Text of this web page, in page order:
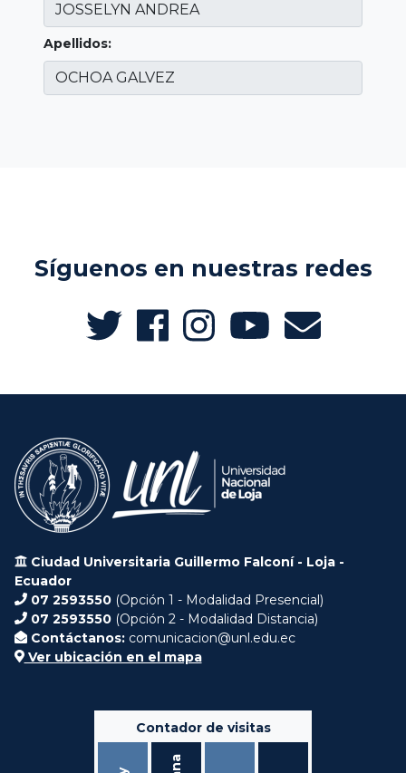
Apellidos:
Síguenos en nuestras redes
Ciudad Universitaria Guillermo Falconí - Loja -
Ecuador
07 2593550 (Opción 1 - Modalidad Presencial)
07 2593550 (Opción 2 - Modalidad Distancia)
Contáctanos: comunicacion@unl.edu.ec
Ver ubicación en el mapa
Contador de visitas